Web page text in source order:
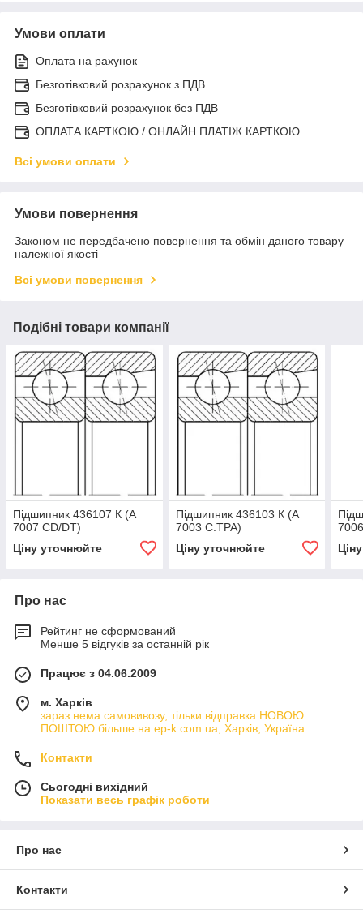
Умови оплати
Оплата на рахунок
Безготівковий розрахунок з ПДВ
Безготівковий розрахунок без ПДВ
ОПЛАТА КАРТКОЮ / ОНЛАЙН ПЛАТІЖ КАРТКОЮ
Всі умови оплати
Умови повернення
Законом не передбачено повернення та обмін даного товару
належної якості
Всі умови повернення
Подібні товари компанії
Підшипник 436107 К (А
7007 СD/DT)
Ціну уточнюйте
Підшипник 436103 К (А
7003 С.ТРА)
Ціну уточнюйте
Про нас
Рейтинг не сформований
Менше 5 відгуків за останній рік
Працює з 04.06.2009
м. Харків
зараз нема самовивозу, тільки відправка НОВОЮ
ПОШТОЮ більше на ep-k.com.ua, Харків, Україна
Контакти
Сьогодні вихідний
Показати весь графік роботи
Про нас
Контакти